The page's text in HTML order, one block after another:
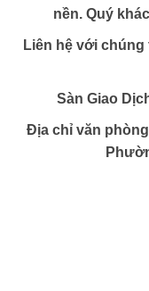
nền. Quý
Liên hệ với chúng
Sàn Giao
Địa chỉ văn